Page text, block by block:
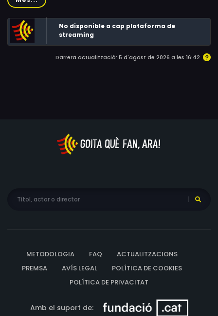
No disponible a cap plataforma de
streaming
Darrera actualització: 5 d'agost de 2026 a les 16:42
METODOLOGIA FAQ
ACTUALITZACIONS
PREMSA
AVÍS LEGAL
POLÍTICA DE COOKIES
POLÍTICA DE PRIVACITAT
Amb el suport de: